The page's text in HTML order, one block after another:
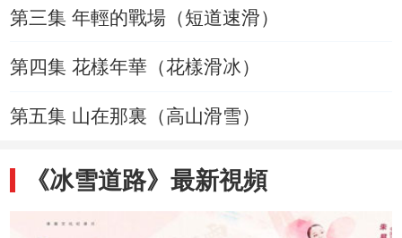
第三集 年輕的戰場（短道速滑）
第四集 花樣年華（花樣滑冰）
第五集 山在那裏（高山滑雪）
《冰雪道路》最新視頻